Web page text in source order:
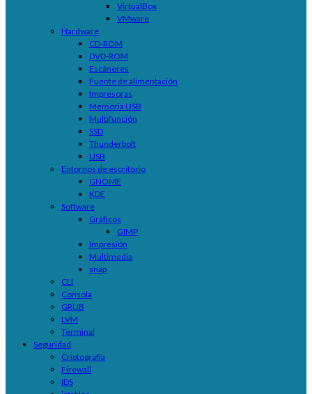
VirtualBox
VMware
Hardware
CD-ROM
DVD-ROM
Escáneres
Fuente de alimentación
Impresoras
Memoria USB
Multifunción
SSD
Thunderbolt
USB
Entornos de escritorio
GNOME
KDE
Software
Gráficos
GIMP
Impresión
Multimedia
snap
CLI
Consola
GRUB
LVM
Terminal
Seguridad
Criptografía
Firewall
IDS